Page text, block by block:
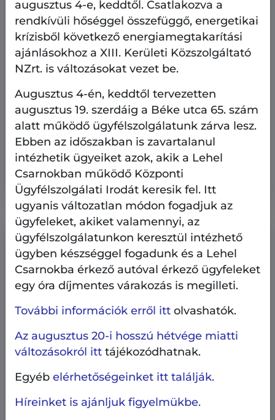
Ingatlangazdálkodás
Bérbe vehető üzlethelyiségek - 2026.
augusztus 7.
2026.08.7.
augusztus 4-e, keddtől. Csatlakozva a
rendkívüli hőséggel összefüggő, energetikai
krízisből következő energiamegtakarítási
ajánlásokhoz a XIII. Kerületi Közszolgáltató
NZrt. is változásokat vezet be.
Augusztus 4-én, keddtől tervezetten
augusztus 19. szerdáig a Béke utca 65. szám
alatt működő ügyfélszolgálatunk zárva lesz.
Ebben az időszakban is zavartalanul
intézhetik ügyeiket azok, akik a Lehel
Csarnokban működő Központi
Ügyfélszolgálati Irodát keresik fel. Itt
ugyanis változatlan módon fogadjuk az
ügyfeleket, akiket valamennyi, az
ügyfélszolgálatunkon keresztül intézhető
ügyben készséggel fogadunk és a Lehel
Csarnokba érkező autóval érkező ügyfeleket
egy óra díjmentes várakozás is megilleti.
További információk erről ittolvashatók.
Az augusztus 20-i hosszú hétvége miatti
változásokról itttájékozódhatnak.
Egyéb elérhetőségeinket itt találják.
Híreinket is ajánljuk figyelmükbe.